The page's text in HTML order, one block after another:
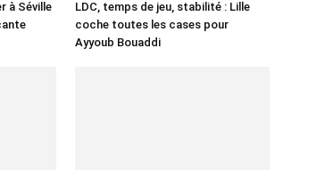
à Séville
LDC, temps de jeu, stabilité : Lille
coche toutes les cases pour
Ayyoub Bouaddi